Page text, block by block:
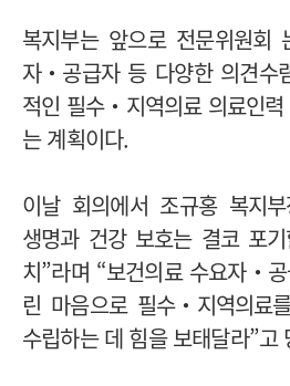
복지부는 앞으로 전문위원회
자‧공급자 등 다양한 의견수
적인 필수‧지역의료 의료인
는 계획이다.
이날 회의에서 조규홍 복지
생명과 건강 보호는 결코 포
치”라며 “보건의료 수요자‧
린 마음으로 필수‧지역의료
수립하는 데 힘을 보태달라”고